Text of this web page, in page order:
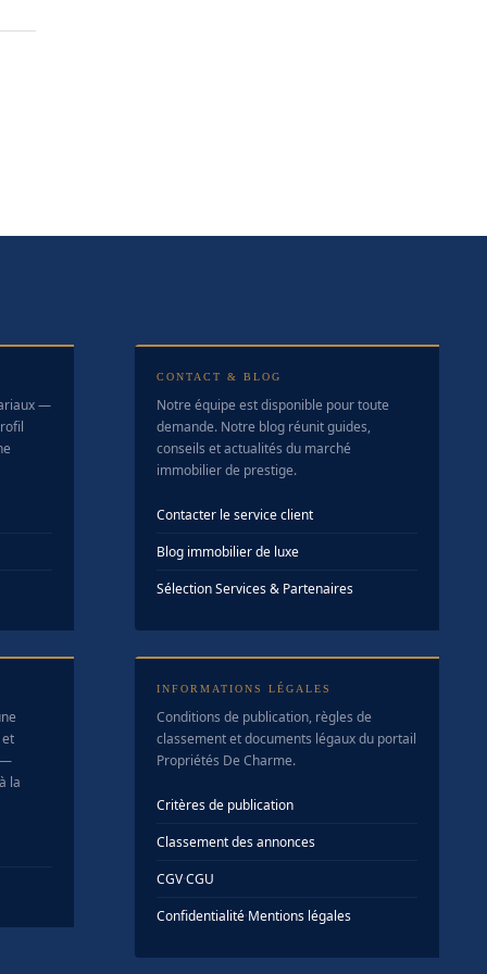
—
—
la
CONTACT & BLOG
Notre équipe est disponible pour toute
demande. Notre blog réunit guides,
conseils et actualités du marché
immobilier de prestige.
Contacter le service client
Blog immobilier de luxe
Sélection Services & Partenaires
INFORMATIONS LÉGALES
Conditions de publication, règles de
classement et documents légaux du portail
Propriétés De Charme.
Critères de publication
Classement des annonces
CGV·CGU
Confidentialité·Mentions légales